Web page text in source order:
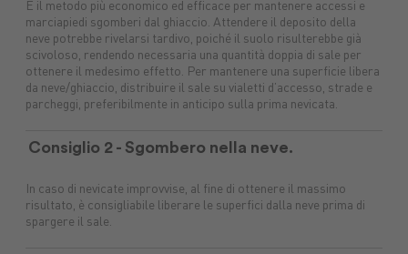
È il metodo più economico ed efficace per mantenere accessi e
marciapiedi sgomberi dal ghiaccio. Attendere il deposito della
neve potrebbe rivelarsi tardivo, poiché il suolo risulterebbe già
scivoloso, rendendo necessaria una quantità doppia di sale per
ottenere il medesimo effetto. Per mantenere una superficie libera
da neve/ghiaccio, distribuire il sale su vialetti d’accesso, strade e
parcheggi, preferibilmente in anticipo sulla prima nevicata.
Consiglio 2 - Sgombero nella neve.
In caso di nevicate improvvise, al fine di ottenere il massimo
risultato, è consigliabile liberare le superfici dalla neve prima di
spargere il sale.